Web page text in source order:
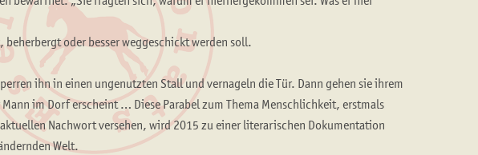
oder besser weggeschickt werden soll.
ihn in einen ungenutzten Stall und vernageln die Tür. Dann gehen sie ihrem
im Dorf erscheint … Diese Parabel zum Thema Menschlichkeit, erstmals
Nachwort versehen, wird 2015 zu einer literarischen Dokumentation
Welt.